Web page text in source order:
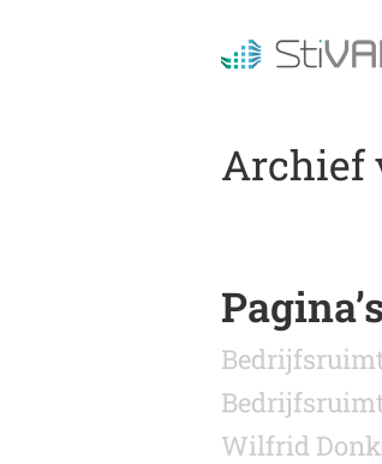
Archief
Pagina’s
Wilfrid